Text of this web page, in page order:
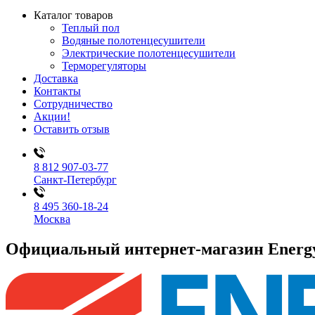
Каталог товаров
Теплый пол
Водяные полотенцесушители
Электрические полотенцесушители
Терморегуляторы
Доставка
Контакты
Сотрудничество
Акции!
Оставить отзыв
8 812 907-03-77
Санкт-Петербург
8 495 360-18-24
Москва
Официальный интернет-магазин